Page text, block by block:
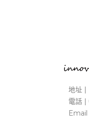
地址 |
電話
Email |